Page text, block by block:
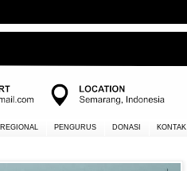
REGIONAL PENGURUS DONASI KONTAK